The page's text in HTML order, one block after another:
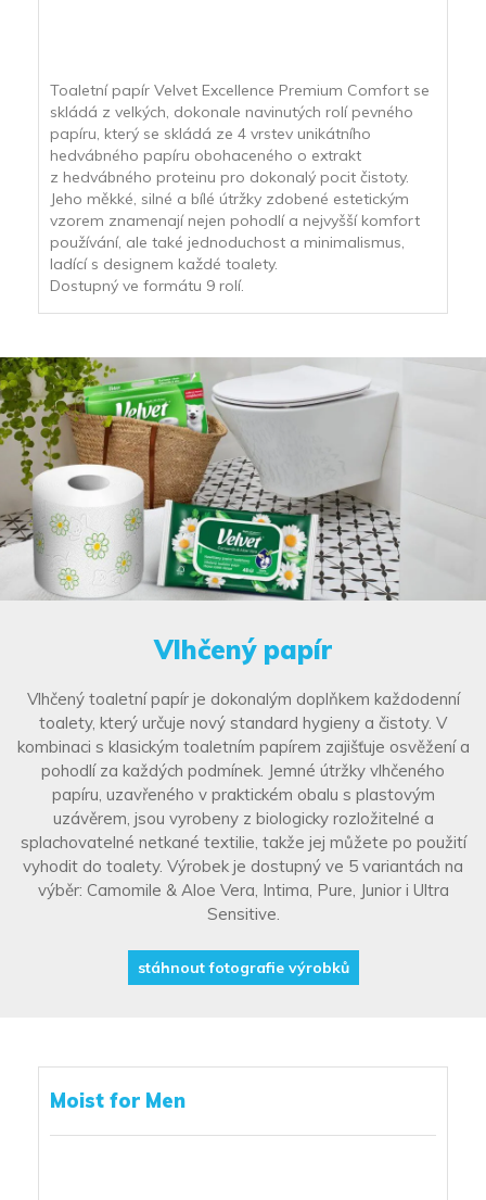
Toaletní papír Velvet Excellence Premium Comfort se
skládá z velkých, dokonale navinutých rolí pevného
papíru, který se skládá ze 4 vrstev unikátního
hedvábného papíru obohaceného o extrakt
z hedvábného proteinu pro dokonalý pocit čistoty.
Jeho měkké, silné a bílé útržky zdobené estetickým
vzorem znamenají nejen pohodlí a nejvyšší komfort
používání, ale také jednoduchost a minimalismus,
ladící s designem každé toalety.
Dostupný ve formátu 9 rolí.
Vlhčený papír
Vlhčený toaletní papír je dokonalým doplňkem každodenní
toalety, který určuje nový standard hygieny a čistoty. V
kombinaci s klasickým toaletním papírem zajišťuje osvěžení a
pohodlí za každých podmínek. Jemné útržky vlhčeného
papíru, uzavřeného v praktickém obalu s plastovým
uzávěrem, jsou vyrobeny z biologicky rozložitelné a
splachovatelné netkané textilie, takže jej můžete po použití
vyhodit do toalety. Výrobek je dostupný ve 5 variantách na
výběr: Camomile & Aloe Vera, Intima, Pure, Junior i Ultra
Sensitive.
stáhnout fotografie výrobků
Moist for Men